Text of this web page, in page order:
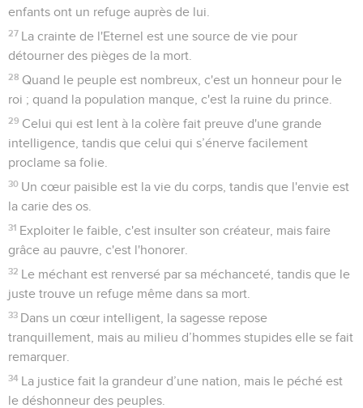
enfants ont un refuge auprès de lui.
27 La crainte de l'Eternel est une source de vie pour
détourner des pièges de la mort.
28 Quand le peuple est nombreux, c'est un honneur pour le
roi ; quand la population manque, c'est la ruine du prince.
29 Celui qui est lent à la colère fait preuve d'une grande
intelligence, tandis que celui qui s’énerve facilement
proclame sa folie.
30 Un cœur paisible est la vie du corps, tandis que l'envie est
la carie des os.
31 Exploiter le faible, c'est insulter son créateur, mais faire
grâce au pauvre, c'est l'honorer.
32 Le méchant est renversé par sa méchanceté, tandis que le
juste trouve un refuge même dans sa mort.
33 Dans un cœur intelligent, la sagesse repose
tranquillement, mais au milieu d’hommes stupides elle se fait
remarquer.
34 La justice fait la grandeur d’une nation, mais le péché est
le déshonneur des peuples.